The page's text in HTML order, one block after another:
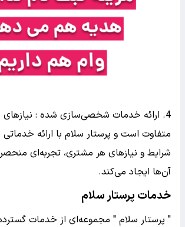
4. ارائه خدمات شخصی‌سازی شده : نیازهای
متفاوت است و پرستار سلام با ارائه
شرایط و نیازهای هر مشتری، تجربه‌ای
آن‌ها ایجاد می‌کند.
خدمات پرستار سلام
" پرستار سلام " مجموعه‌ای از خدمات گسترده